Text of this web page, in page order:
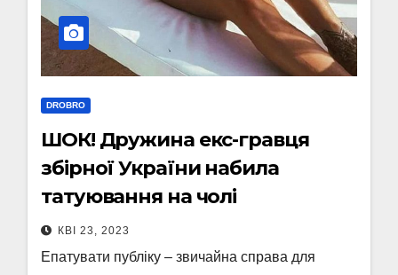
DROBRO
ШОК! Дружина екс-гравця
збірної України набила
татуювання на чолі
КВІ 23, 2023
Епатувати публіку – звичайна справа для